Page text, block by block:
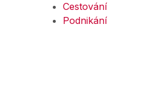
Cestování
Podnikání